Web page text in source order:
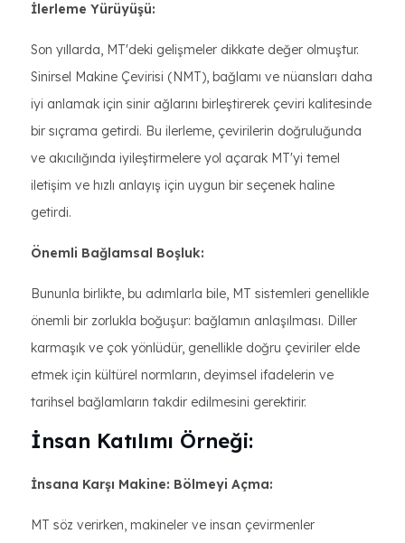
İlerleme Yürüyüşü:
Son yıllarda, MT'deki gelişmeler dikkate değer olmuştur.
Sinirsel Makine Çevirisi (NMT), bağlamı ve nüansları daha
iyi anlamak için sinir ağlarını birleştirerek çeviri kalitesinde
bir sıçrama getirdi. Bu ilerleme, çevirilerin doğruluğunda
ve akıcılığında iyileştirmelere yol açarak MT'yi temel
iletişim ve hızlı anlayış için uygun bir seçenek haline
getirdi.
Önemli Bağlamsal Boşluk:
Bununla birlikte, bu adımlarla bile, MT sistemleri genellikle
önemli bir zorlukla boğuşur: bağlamın anlaşılması. Diller
karmaşık ve çok yönlüdür, genellikle doğru çeviriler elde
etmek için kültürel normların, deyimsel ifadelerin ve
tarihsel bağlamların takdir edilmesini gerektirir.
İnsan Katılımı Örneği:
İnsana Karşı Makine: Bölmeyi Açma:
MT söz verirken, makineler ve insan çevirmenler